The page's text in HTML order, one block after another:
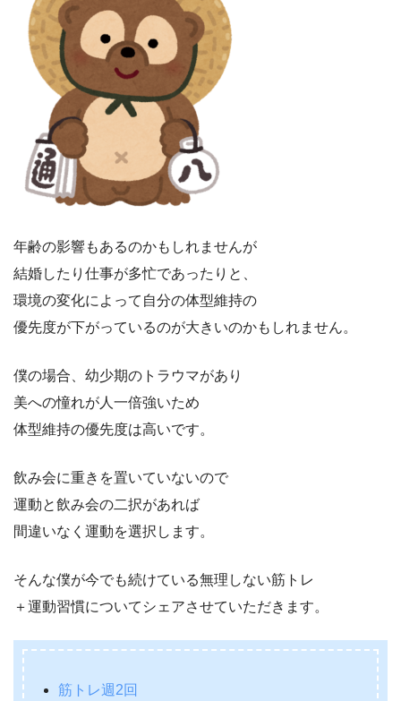
年齢の影響もあるのかもしれませんが
結婚したり仕事が多忙であったりと、
環境の変化によって自分の体型維持の
優先度が下がっているのが大きいのかもしれません。
僕の場合、幼少期のトラウマがあり
美への憧れが人一倍強いため
体型維持の優先度は高いです。
飲み会に重きを置いていないので
運動と飲み会の二択があれば
間違いなく運動を選択します。
そんな僕が今でも続けている無理しない筋トレ
＋運動習慣についてシェアさせていただきます。
筋トレ週2回